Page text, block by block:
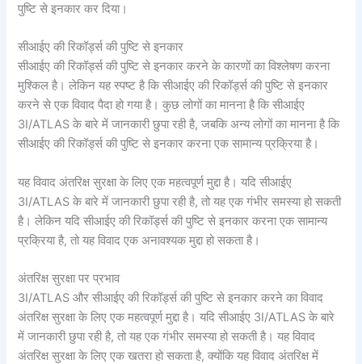
पुष्टि से इनकार कर दिया।
सीआईए की रिकॉर्ड्स की पुष्टि से इनकार
सीआईए की रिकॉर्ड्स की पुष्टि से इनकार करने के कारणों का विश्लेषण करना
मुश्किल है। लेकिन यह स्पष्ट है कि सीआईए की रिकॉर्ड्स की पुष्टि से इनकार
करने से एक विवाद पैदा हो गया है। कुछ लोगों का मानना है कि सीआईए
3I/ATLAS के बारे में जानकारी छुपा रही है, जबकि अन्य लोगों का मानना है कि
सीआईए की रिकॉर्ड्स की पुष्टि से इनकार करना एक सामान्य प्रक्रिया है।
यह विवाद अंतरिक्ष सुरक्षा के लिए एक महत्वपूर्ण मुद्दा है। यदि सीआईए
3I/ATLAS के बारे में जानकारी छुपा रही है, तो यह एक गंभीर समस्या हो सकती
है। लेकिन यदि सीआईए की रिकॉर्ड्स की पुष्टि से इनकार करना एक सामान्य
प्रक्रिया है, तो यह विवाद एक अनावश्यक मुद्दा हो सकता है।
अंतरिक्ष सुरक्षा पर प्रभाव
3I/ATLAS और सीआईए की रिकॉर्ड्स की पुष्टि से इनकार करने का विवाद
अंतरिक्ष सुरक्षा के लिए एक महत्वपूर्ण मुद्दा है। यदि सीआईए 3I/ATLAS के बारे
में जानकारी छुपा रही है, तो यह एक गंभीर समस्या हो सकती है। यह विवाद
अंतरिक्ष सुरक्षा के लिए एक खतरा हो सकता है, क्योंकि यह विवाद अंतरिक्ष में